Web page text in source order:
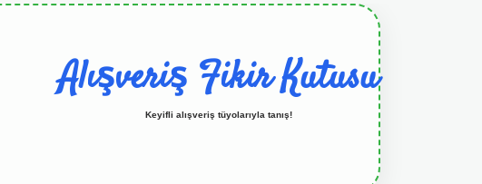
Alışveriş Fikir Kutusu
Keyifli alışveriş tüyolarıyla tanış!